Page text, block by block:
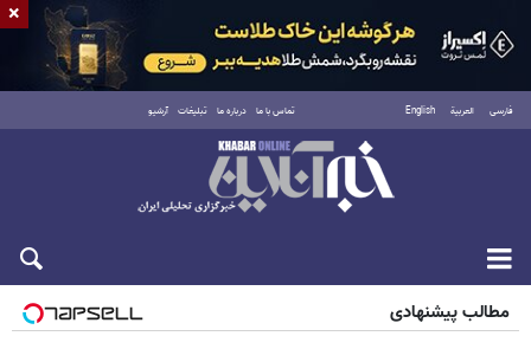
فارسی العربية English تماس با ما درباره ما تبلیغات آرشیو
پنجشنبه ۱۵ مرداد ۱۴۰۵
مطالب پیشنهادی
×